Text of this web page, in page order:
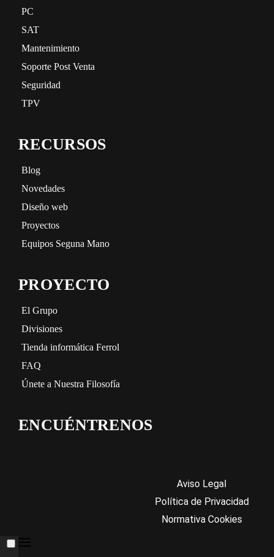
PC
SAT
Mantenimiento
Soporte Post Venta
Seguridad
TPV
RECURSOS
Blog
Novedades
Diseño web
Proyectos
Equipos Seguna Mano
PROYECTO
El Grupo
Divisiones
Tienda informática Ferrol
FAQ
Únete a Nuestra Filosofía
ENCUÉNTRENOS
Aviso Legal
Política de Privacidad
Normativa Cookies